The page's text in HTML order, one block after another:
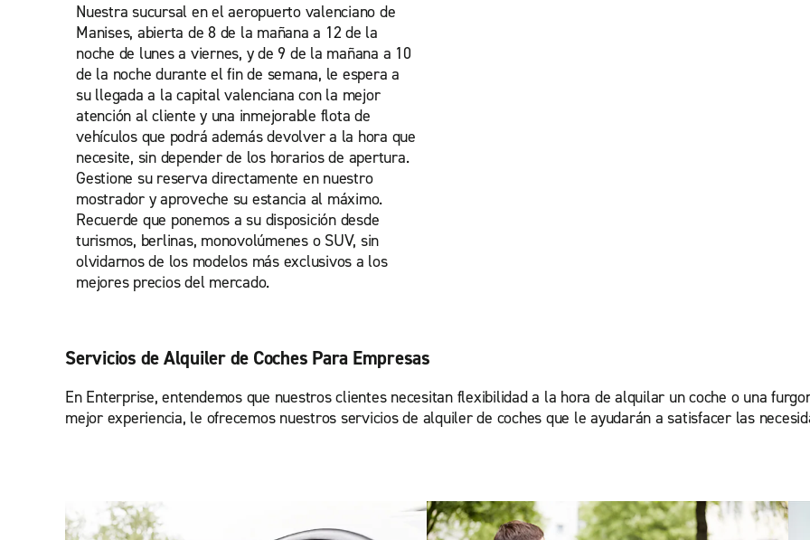
Nuestra sucursal en el aeropuerto valenciano de
Manises, abierta de 8 de la mañana a 12 de la
noche de lunes a viernes, y de 9 de la mañana a 10
de la noche durante el fin de semana, le espera a
su llegada a la capital valenciana con la mejor
atención al cliente y una inmejorable flota de
vehículos que podrá además devolver a la hora que
necesite, sin depender de los horarios de apertura.
Gestione su reserva directamente en nuestro
mostrador y aproveche su estancia al máximo.
Recuerde que ponemos a su disposición desde
turismos, berlinas, monovolúmenes o SUV, sin
olvidarnos de los modelos más exclusivos a los
mejores precios del mercado.
Servicios de Alquiler de Coches Para Empresas
En Enterprise, entendemos que nuestros clientes necesitan flexibilidad a la hora de alquilar un coche o una
mejor experiencia, le ofrecemos nuestros servicios de alquiler de coches que le ayudarán a satisfacer las